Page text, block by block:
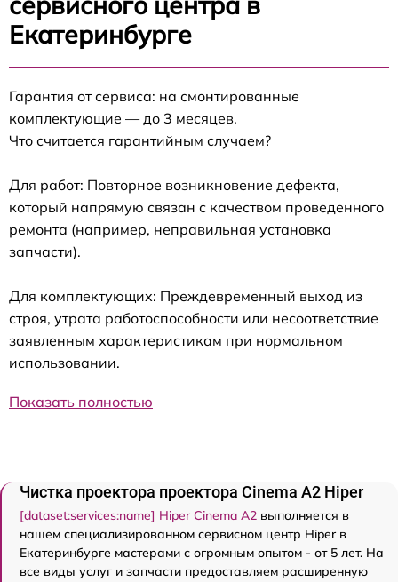
Екатеринбурге
Гарантия от сервиса: на смонтированные
комплектующие — до 3 месяцев.
Что считается гарантийным случаем?
Для работ: Повторное возникновение дефекта,
который напрямую связан с качеством проведенного
ремонта (например, неправильная установка
запчасти).
Для комплектующих: Преждевременный выход из
строя, утрата работоспособности или несоответствие
заявленным характеристикам при нормальном
использовании.
Показать полностью
Чистка проектора проектора Cinema A2 Hiper
[dataset:services:name] Hiper Cinema A2 выполняется в
нашем специализированном сервисном центр Hiper в
Екатеринбурге мастерами с огромным опытом - от 5 лет. На
все виды услуг и запчасти предоставляем расширенную